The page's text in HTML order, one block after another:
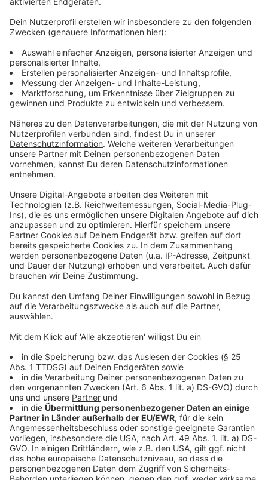
Drittanbieters, um Videoinhalte
einzubetten. Dieser Service kann
Daten zu Ihren Aktivitäten
sammeln. Bitte lesen Sie die
Details durch und stimmen Sie der
Nutzung des Service zu, um dieses
Mehr Informationen
Akzeptieren
Management Platform
Assane hat als junger Mann ein Buch geerbt, das ihn
inspirierte und den Schlüssel zu seiner Rache darstellt.
©Copyright: Netflix
Assane putzt im Louvre. Die perfekte Möglichkeit alle
Details für seinen ersten großen Coup
auszuspionieren.
Anzeige
Assane alias Lupin ist ständig auf der Flucht vor der
Polizei - er liebt dieses Katz und Maus - Spiel.
Anzeige